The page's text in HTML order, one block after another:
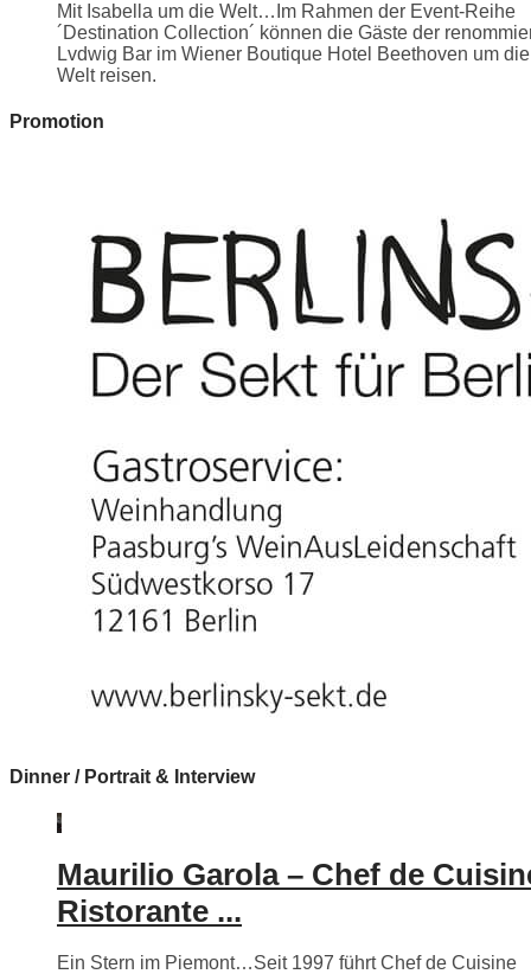
Mit Isabella um die Welt…Im Rahmen der Event-Reihe
´Destination Collection´ können die Gäste der
Lvdwig Bar im Wiener Boutique Hotel Beethoven um die
Welt reisen.
Promotion
Dinner / Portrait & Interview
Maurilio Garola – Chef de
Ristorante ...
Ein Stern im Piemont…Seit 1997 führt Chef de Cuisine